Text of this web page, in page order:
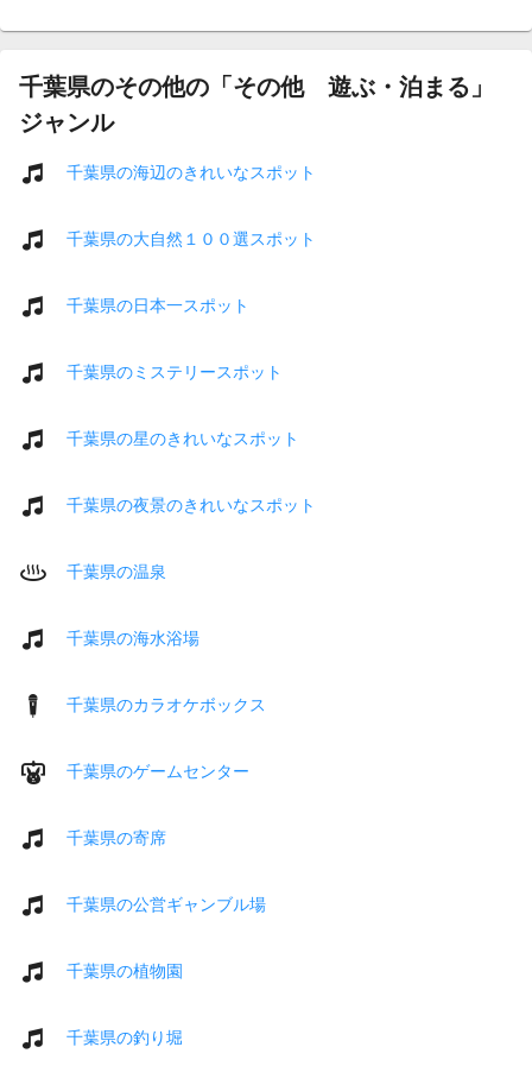
千葉県のその他の「その他 遊ぶ・泊まる」
ジャンル
千葉県の海辺のきれいなスポット
千葉県の大自然１００選スポット
千葉県の日本一スポット
千葉県のミステリースポット
千葉県の星のきれいなスポット
千葉県の夜景のきれいなスポット
千葉県の温泉
千葉県の海水浴場
千葉県のカラオケボックス
千葉県のゲームセンター
千葉県の寄席
千葉県の公営ギャンブル場
千葉県の植物園
千葉県の釣り堀